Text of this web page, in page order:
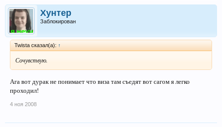
Хунтер
Заблокирован
Twista сказал(а): ↑
Сочувствую.
Ага вот дурак не понимает что виза там съедят вот сагом я легко
проходил!
4 ноя 2008